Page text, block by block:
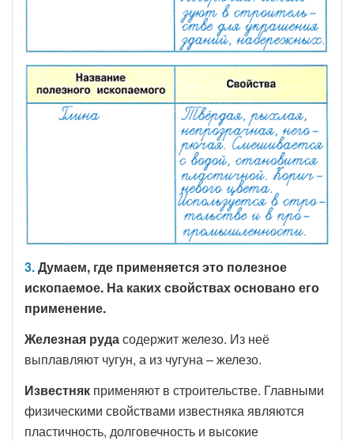
3.Думаем, где применяется это полезное
ископаемое. На каких свойствах основано его
применение.
Железная рудасодержит железо. Из неё
выплавляют чугун, а из чугуна – железо.
Известняк применяют в строительстве. Главными
физическими свойствами известняка являются
пластичность, долговечность и высокие